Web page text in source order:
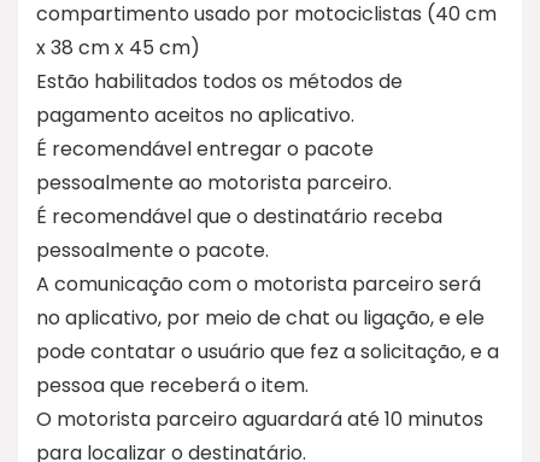
compartimento usado por motociclistas (40 cm
x 38 cm x 45 cm)
Estão habilitados todos os métodos de
pagamento aceitos no aplicativo.
É recomendável entregar o pacote
pessoalmente ao motorista parceiro.
É recomendável que o destinatário receba
pessoalmente o pacote.
A comunicação com o motorista parceiro será
no aplicativo, por meio de chat ou ligação, e ele
pode contatar o usuário que fez a solicitação, e a
pessoa que receberá o item.
O motorista parceiro aguardará até 10 minutos
para localizar o destinatário.